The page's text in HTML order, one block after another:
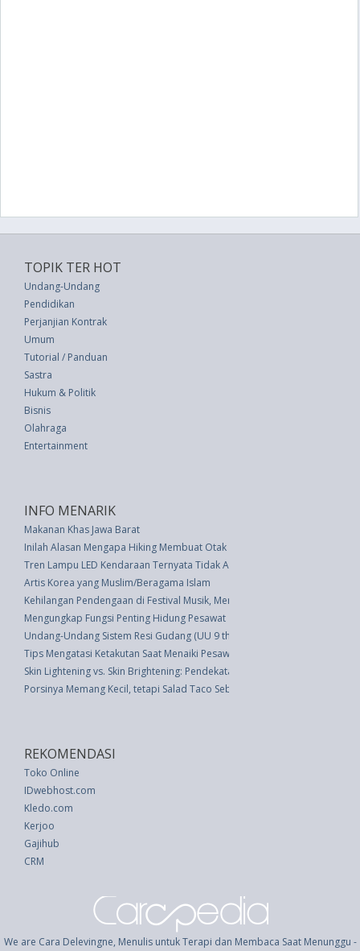
TOPIK TER HOT
Undang-Undang
Pendidikan
Perjanjian Kontrak
Umum
Tutorial / Panduan
Sastra
Hukum & Politik
Bisnis
Olahraga
Entertainment
INFO MENARIK
Makanan Khas Jawa Barat
Inilah Alasan Mengapa Hiking Membuat Otak Lebih Baik
Tren Lampu LED Kendaraan Ternyata Tidak Aman
Artis Korea yang Muslim/Beragama Islam
Kehilangan Pendengaan di Festival Musik, Mengapa?
Mengungkap Fungsi Penting Hidung Pesawat
Undang-Undang Sistem Resi Gudang (UU 9 thn 2006)
Tips Mengatasi Ketakutan Saat Menaiki Pesawat
Skin Lightening vs. Skin Brightening: Pendekatan Mana yang Tepat untuk
Porsinya Memang Kecil, tetapi Salad Taco Sebenarnya Tidak Sehat
REKOMENDASI
Toko Online
IDwebhost.com
Kledo.com
Kerjoo
Gajihub
CRM
We are Cara Delevingne, Menulis untuk Terapi dan Membaca Saat Menunggu -